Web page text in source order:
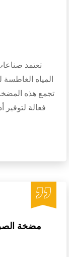
تعتمد
المياه الغاطسة
تجمع هذه
فعالة
مضخة